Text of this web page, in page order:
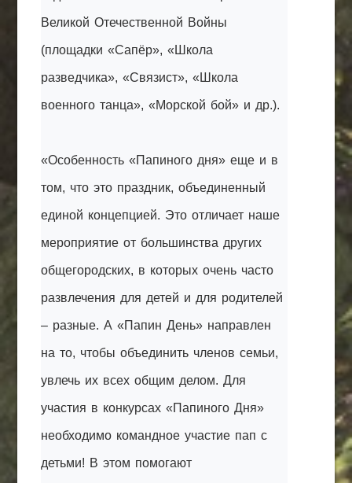
Великой Отечественной Войны
(площадки «Сапёр», «Школа
разведчика», «Связист», «Школа
военного танца», «Морской бой» и др.).
«Особенность «Папиного дня» еще и в
том, что это праздник, объединенный
единой концепцией. Это отличает наше
мероприятие от большинства других
общегородских, в которых очень часто
развлечения для детей и для родителей
– разные. А «Папин День» направлен
на то, чтобы объединить членов семьи,
увлечь их всех общим делом. Для
участия в конкурсах «Папиного Дня»
необходимо командное участие пап с
детьми! В этом помогают